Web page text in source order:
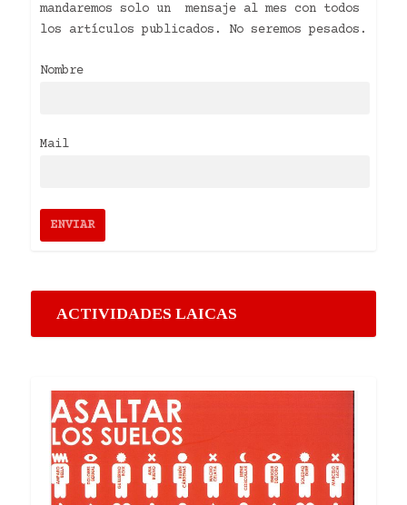
mandaremos solo un mensaje al mes con todos
los artículos publicados. No seremos pesados.
Nombre
Mail
ACTIVIDADES LAICAS